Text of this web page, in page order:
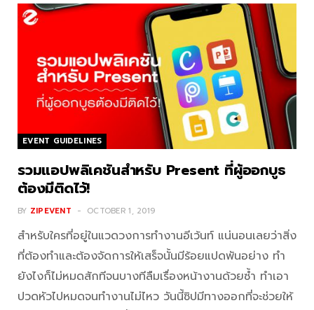
EVENT GUIDELINES
รวมแอปพลิเคชันสำหรับ Present ที่ผู้ออกบูธ
ต้องมีติดไว้!
BY ZIPEVENT OCTOBER 1, 2019
สำหรับใครที่อยู่ในแวดวงการทำงานอีเว้นท์ แน่นอนเลยว่าสิ่ง
ที่ต้องทำและต้องจัดการให้เสร็จนั้นมีร้อยแปดพันอย่าง ทำ
ยังไงก็ไม่หมดสักทีจนบางทีลืมเรื่องหน้างานด้วยซ้ำ ทำเอา
ปวดหัวไปหมดจนทำงานไม่ไหว วันนี้ซิปมีทางออกที่จะช่วยให้